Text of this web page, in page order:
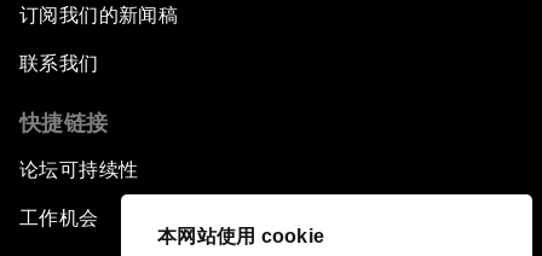
本网站使用 cookie
订阅我们的新闻稿
联系我们
快捷链接
论坛可持续性
工作机会